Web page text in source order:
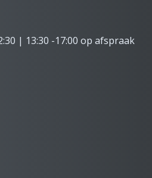
| 13:30 -17:00 op afspraak